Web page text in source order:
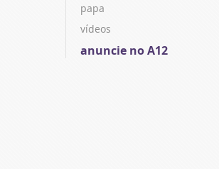
papa
vídeos
anuncie no A12